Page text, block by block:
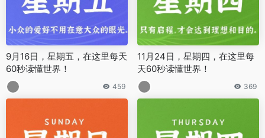
9月16日，星期五，在这里每天
60秒读懂世界！
459
11月24日，星期四，在这里每
天60秒读懂世界！
369